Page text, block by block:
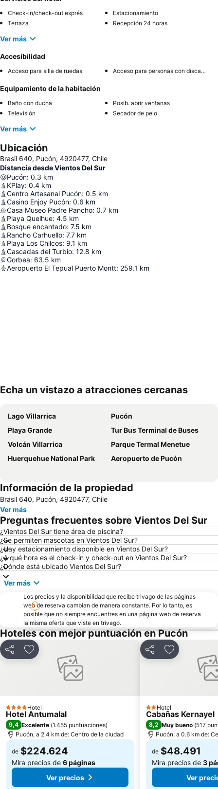
Check-in/check-out exprés
Estacionamiento
Terraza
Recepción 24 horas
Ver más
Accesibilidad
Acceso para silla de ruedas Acceso para personas con discapacidad
Equipamiento de la habitación
Baño con ducha
Posib. abrir ventanas
Televisión
Secador de pelo
Ver más
Ubicación
Brasil 640, Pucón, 4920477, Chile
Distancia desde Vientos Del Sur
Pucón: 0.3 km
KPlay: 0.4 km
Centro Artesanal Pucón: 0.5 km
Casino Enjoy Pucón: 0.6 km
Casa Museo Padre Pancho: 0.7 km
Playa Quelhue: 4.5 km
Bosque encantado: 7.5 km
Rancho Carhuello: 7.7 km
Playa Los Chilcos: 9.1 km
Cascadas del Turbio: 12.8 km
Gorbea: 63.5 km
Aeropuerto El Tepual Puerto Montt: 259.1 km
Echa un vistazo a atracciones cercanas
Lago Villarrica
Pucón
Playa Grande
Tur Bus Terminal de Buses
Volcán Villarrica
Parque Termal Menetue
Huerquehue National Park
Aeropuerto de Pucón
Información de la propiedad
Brasil 640, Pucón, 4920477, Chile
Ver más
Preguntas frecuentes sobre Vientos Del Sur
¿Vientos Del Sur tiene área de piscina?
¿Se permiten mascotas en Vientos Del Sur?
¿Hay estacionamiento disponible en Vientos Del Sur?
¿A qué hora es el check-in y check-out en Vientos Del Sur?
¿Dónde está ubicado Vientos Del Sur?
Ver más
Los precios y la disponibilidad que recibe trivago de las páginas
web de reserva cambian de manera constante. Por lo tanto, es
posible que no siempre encuentres en una página web de reserva
la misma oferta que viste en trivago.
Hoteles con mejor puntuación en Pucón
CompartirAgregar a favoritos
4 Estrellas
Hotel
Hotel Antumalal
9,4 Excelente (1.455 puntuaciones)
Pucón, a 2.4 km de: Centro de la ciudad
de $224.624
Mira precios de 6 páginas
Ver precios
CompartirAgregar a
2 Estrellas
Hotel
Cabañas Kernayel
8,2 Muy bueno (517
Pucón, a 0.6 km de:
de $48.491
Mira precios de 3
Ver